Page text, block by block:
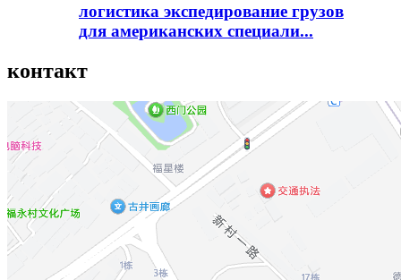
логистика экспедирование грузов
для американских специали...
контакт